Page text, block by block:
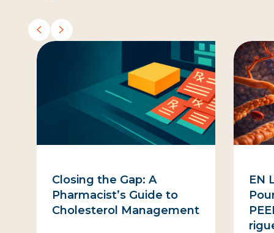
Closing the Gap: A
Pharmacist’s Guide to
Cholesterol Management
EN